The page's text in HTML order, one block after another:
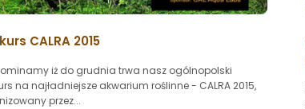
CALRA 2015
iż do grudnia trwa nasz ogólnopolski
na najładniejsze akwarium roślinne - CALRA 2015,
przez...